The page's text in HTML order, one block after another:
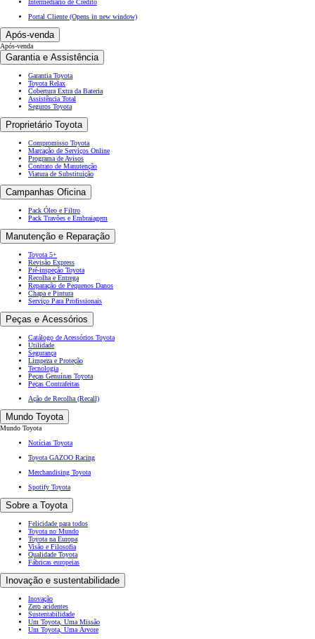
Intermediário de Crédito
Portal Cliente (Opens in new window)
Após-venda
Após-venda
Garantia e Assistência
Garantia Toyota
Toyota Relax
Cobertura Extra da Bateria
Assistência Total
Seguros Toyota
Proprietário Toyota
Compromisso Toyota
Marcação de Serviços Online
Programa de Avisos
Contrato de Manutenção
Viatura de Substituição
Campanhas Oficina
Pack Óleo e Filtro
Pack Travões e Embraiagem
Manutenção e Reparação
Toyota 5+
Revisão Express
Pré-inspeção Toyota
Recolha e Entrega
Reparação de Pequenos Danos
Chapa e Pintura
Serviço Para Profissionais
Peças e Acessórios
Catálogo de Acessórios Toyota
Utilidade
Segurança
Limpeza e Proteção
Tecnologia
Peças Genuínas Toyota
Peças Contrafeitas
Ação de Recolha (Recall)
Mundo Toyota
Mundo Toyota
Notícias Toyota
Toyota GAZOO Racing
Merchandising Toyota
Spotify Toyota
Sobre a Toyota
Felicidade para todos
Toyota no Mundo
Toyota na Europa
Visão e Filosofia
Qualidade Toyota
Fábricas europeias
Inovação e sustentabilidade
Inovação
Zero acidentes
Sustentabilidade
Um Toyota, Uma Missão
Um Toyota, Uma Árvore